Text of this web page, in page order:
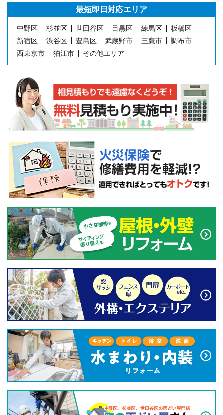
最短即日 対応エリア
中野区 杉並区 世田谷区 目黒区 練馬区
板橋区
新宿区
渋谷区 豊島区 武蔵野市 三鷹市
調布市
西東京市
狛江市 その他エリア